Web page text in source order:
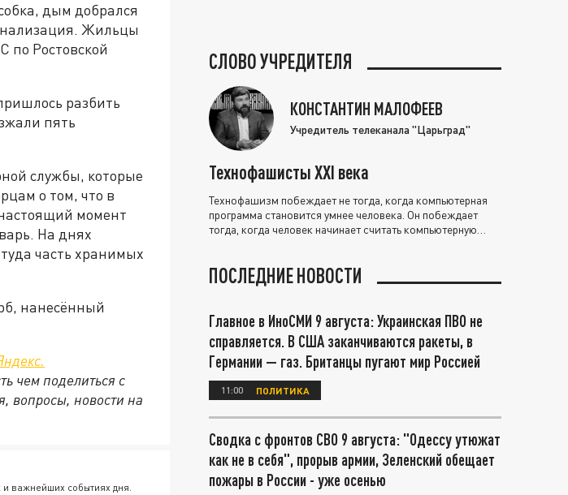
дым добрался
Жильцы
по Ростовской
разбить
пять
службы, которые
о том, что в
момент
На днях
часть хранимых
нанесённый
чем поделиться с
вопросы, новости на
и важнейших событиях дня.
СЛОВО УЧРЕДИТЕЛЯ
КОНСТАНТИН МАЛОФЕЕВ
Учредитель телеканала "Царьград"
Технофашисты XXI века
Технофашизм побеждает не тогда, когда компьютерная
программа становится умнее человека. Он побеждает
тогда, когда человек начинает считать компьютерную
ПОСЛЕДНИЕ НОВОСТИ
Главное в ИноСМИ 9 августа: Украинская ПВО не
справляется. В США заканчиваются ракеты, в
Германии — газ. Британцы пугают мир Россией
11:00 ПОЛИТИКА
Сводка с фронтов СВО 9 августа: "Одессу утюжат
как не в себя", прорыв армии, Зеленский обещает
пожары в России - уже осенью